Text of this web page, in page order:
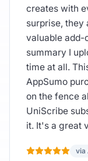
creates with
surprise, they
valuable add-
summary I
time at all.
AppSumo
on the fence
UniScribe
it. It's a great
via